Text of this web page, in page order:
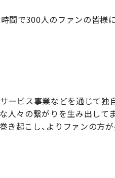
間で300人のファンの皆様
ービス事業などを通じて独
人々の繋がりを生み出し
き起こし、よりファンの方